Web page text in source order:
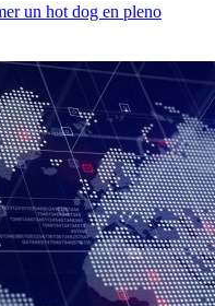
un hot dog en pleno